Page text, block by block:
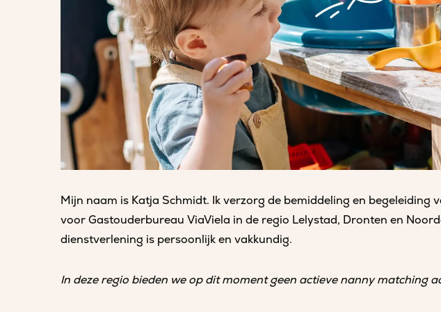
Mijn naam is Katja Schmidt. Ik verzorg de bemiddeling en begeleiding
voor Gastouderbureau ViaViela in de regio Lelystad, Dronten en
dienstverlening is persoonlijk en vakkundig.
In deze regio bieden we op dit moment geen actieve nanny matching